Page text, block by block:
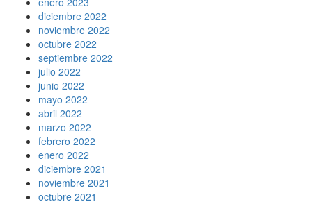
diciembre 2022
noviembre 2022
octubre 2022
septiembre 2022
julio 2022
junio 2022
mayo 2022
abril 2022
marzo 2022
febrero 2022
enero 2022
diciembre 2021
noviembre 2021
octubre 2021